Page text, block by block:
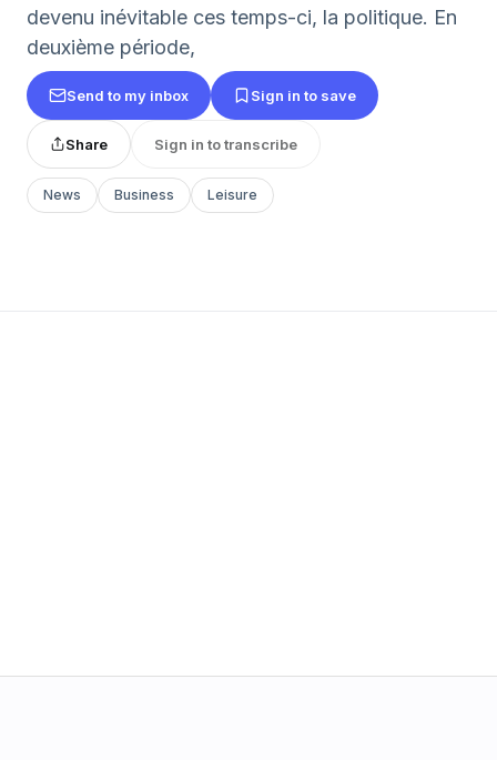
devenu inévitable ces temps-ci, la politique. En
deuxième période,
Send to my inbox Sign in to save
Share Sign in to transcribe
News Business Leisure